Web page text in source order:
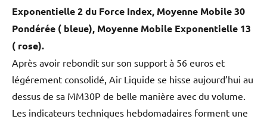
Exponentielle 2 du Force Index, Moyenne Mobile 30
Pondérée ( bleue), Moyenne Mobile Exponentielle 13
( rose).
Après avoir rebondit sur son support à 56 euros et
légérement consolidé, Air Liquide se hisse aujourd’hui au
dessus de sa MM30P de belle manière avec du volume.
Les indicateurs techniques hebdomadaires forment une